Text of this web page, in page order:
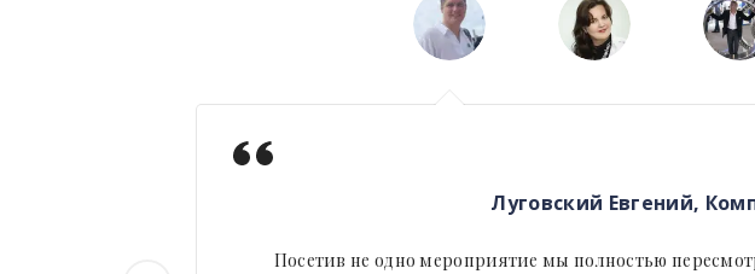
Луговский Евгений,
Посетив не одно мероприятие мы полностью